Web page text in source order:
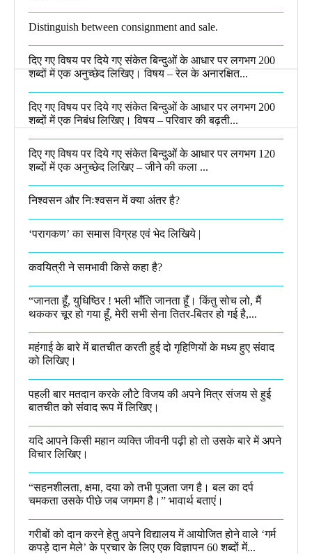
Distinguish between consignment and sale.
दिए गए विषय पर दिये गए संकेत बिन्दुओं के आधार पर लगभग 200
शब्दों में एक अनुच्छेद लिखिए। विषय – रेल के अनारक्षित...
दिए गए विषय पर दिये गए संकेत बिन्दुओं के आधार पर लगभग 200
शब्दों में एक निबंध लिखिए। विषय – परिवार की बढ़ती...
दिए गए विषय पर दिये गए संकेत बिन्दुओं के आधार पर लगभग 120
शब्दों में एक अनुच्छेद लिखिए – जीने की कला ...
निश्वसन और निःश्वसन में क्या अंतर है?
‘परागकण’ का समास विग्रह एवं भेद लिखिये |
कवयित्री ने समभावी किसे कहा है?
“जानता हूँ, युधिष्ठिर ! भली भाँति जानता हूँ। किंतु सोच लो, मैं
थककर चूर हो गया हूँ, मेरी सभी सेना तितर-बितर हो गई है,...
महंगाई के बारे में बातचीत करती हुई दो गृहिणियों के मध्य हुए संवाद
को लिखिए।
पहली बार मतदान करके लौटे विजय की अपने मित्र संजय से हुई
बातचीत को संवाद रूप में लिखिए।
यदि आपने किसी महान व्यक्ति जीवनी पढ़ी हो तो उसके बारे में अपने
विचार लिखिए।
“सहनशीलता, क्षमा, दया को तभी पूजता जग है। बल का दर्प
चमकता उसके पीछे जब जगमग है।”​ भावार्थ बताएं।
गरीबों को दान करने हेतु अपने विद्यालय में आयोजित होने वाले ‘गर्म
कपड़े दान मेले’ के प्रचार के लिए एक विज्ञापन 60 शब्दों में...